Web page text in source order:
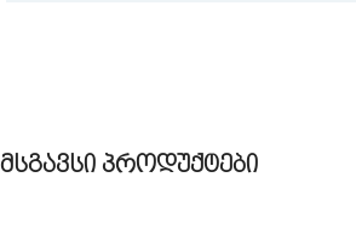
მსგავსი პროდუქტები